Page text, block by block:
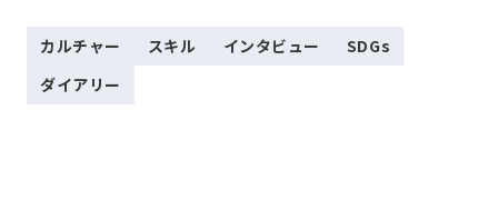
カルチャー スキル インタビュー
SDGs
ダイアリー